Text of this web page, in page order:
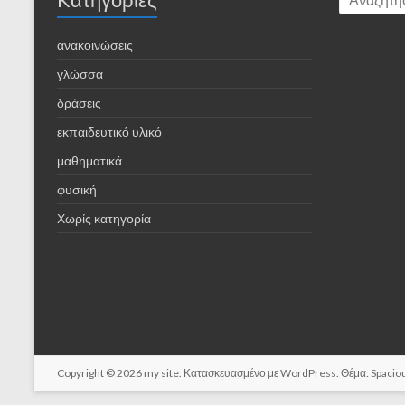
ανακοινώσεις
γλώσσα
δράσεις
εκπαιδευτικό υλικό
μαθηματικά
φυσική
Χωρίς κατηγορία
Copyright © 2026 my site . Κατασκευασμένο μεWordPress . Θέμα: